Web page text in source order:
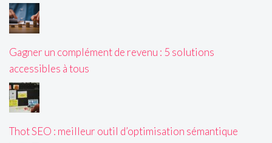
Gagner un complément de revenu : 5 solutions
accessibles à tous
Thot SEO : meilleur outil d’optimisation sémantique